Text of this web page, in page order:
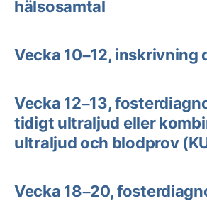
hälsosamtal
Vecka 10–12, inskrivning
Vecka 12–13,
tidigt ultraljud eller
ultraljud och blodprov
Vecka 18–20,